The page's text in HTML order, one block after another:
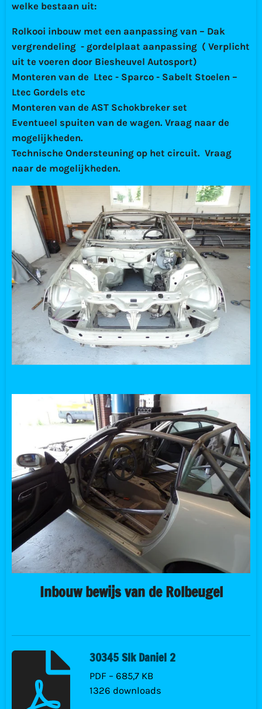
welke bestaan uit:
Rolkooi inbouw met een aanpassing van – Dak
vergrendeling - gordelplaat aanpassing ( Verplicht
uit te voeren door Biesheuvel Autosport)
Monteren van de Ltec - Sparco - Sabelt Stoelen –
Ltec Gordels etc
Monteren van de AST Schokbreker set
Eventueel spuiten van de wagen. Vraag naar de
mogelijkheden.
Technische Ondersteuning op het circuit. Vraag
naar de mogelijkheden.
Inbouw bewijs van de Rolbeugel
30345 Slk Daniel 2
PDF – 685,7 KB
1326 downloads